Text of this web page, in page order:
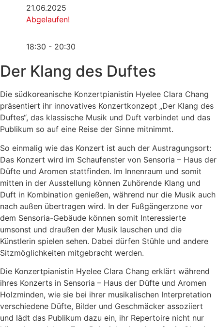
21.06.2025
Abgelaufen!
18:30 - 20:30
Der Klang des Duftes
Die südkoreanische Konzertpianistin Hyelee Clara Chang
präsentiert ihr innovatives Konzertkonzept „Der Klang des
Duftes“, das klassische Musik und Duft verbindet und das
Publikum so auf eine Reise der Sinne mitnimmt.
So einmalig wie das Konzert ist auch der Austragungsort:
Das Konzert wird im Schaufenster von Sensoria – Haus der
Düfte und Aromen stattfinden. Im Innenraum und somit
mitten in der Ausstellung können Zuhörende Klang und
Duft in Kombination genießen, während nur die Musik auch
nach außen übertragen wird. In der Fußgängerzone vor
dem Sensoria-Gebäude können somit Interessierte
umsonst und draußen der Musik lauschen und die
Künstlerin spielen sehen. Dabei dürfen Stühle und andere
Sitzmöglichkeiten mitgebracht werden.
Die Konzertpianistin Hyelee Clara Chang erklärt während
ihres Konzerts in Sensoria – Haus der Düfte und Aromen
Holzminden, wie sie bei ihrer musikalischen Interpretation
verschiedene Düfte, Bilder und Geschmäcker assoziiert
und lädt das Publikum dazu ein, ihr Repertoire nicht nur